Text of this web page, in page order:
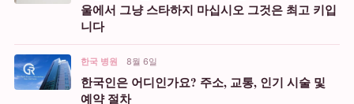
울에서 그냥 스타하지 마십시오 그것은 최고 키입
니다
한국 병원 8월 6일
한국인은 어디인가요? 주소, 교통, 인기 시술 및
예약 절차